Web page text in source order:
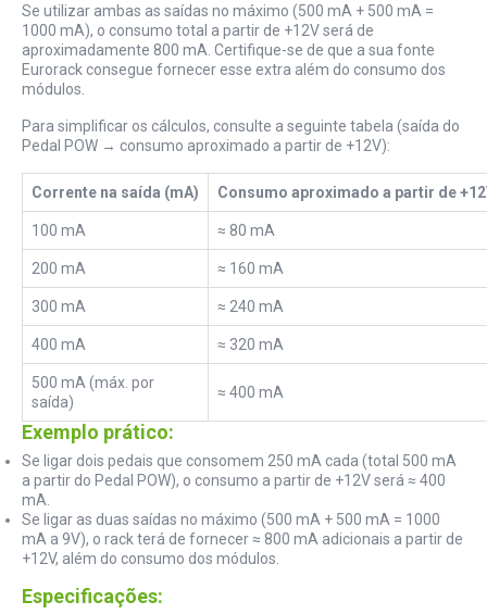
Se utilizar ambas as saídas no máximo (500 mA + 500 mA =
1000 mA), o consumo total a partir de +12V será de
aproximadamente 800 mA. Certifique-se de que a sua fonte
Eurorack consegue fornecer esse extra além do consumo dos
módulos.
Para simplificar os cálculos, consulte a seguinte tabela (saída do
Pedal POW → consumo aproximado a partir de +12V):
Corrente na saída (mA) Consumo aproximado a partir de
100 mA ≈ 80 mA
200 mA ≈ 160 mA
300 mA ≈ 240 mA
400 mA ≈ 320 mA
500 mA (máx. por
saída)
≈ 400 mA
Exemplo prático:
Se ligar dois pedais que consomem 250 mA cada (total 500 mA
a partir do Pedal POW), o consumo a partir de +12V será ≈ 400
mA.
Se ligar as duas saídas no máximo (500 mA + 500 mA = 1000
mA a 9V), o rack terá de fornecer ≈ 800 mA adicionais a partir de
+12V, além do consumo dos módulos.
Especificações: